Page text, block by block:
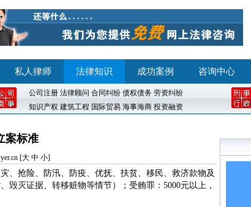
私人律师 法律知识 成功案例 咨询中心
公司注册 法律顾问 合同纠纷 债权债务 劳资纠纷
知识产权 建筑工程 国际贸易 海事海商 投资融资
案标准
[大 中 小]
、抢险、防汛、防疫、优抚、扶贫、移民、救济款物及
灭证据、转移赃物等情节）；受贿罪：5000元以上，